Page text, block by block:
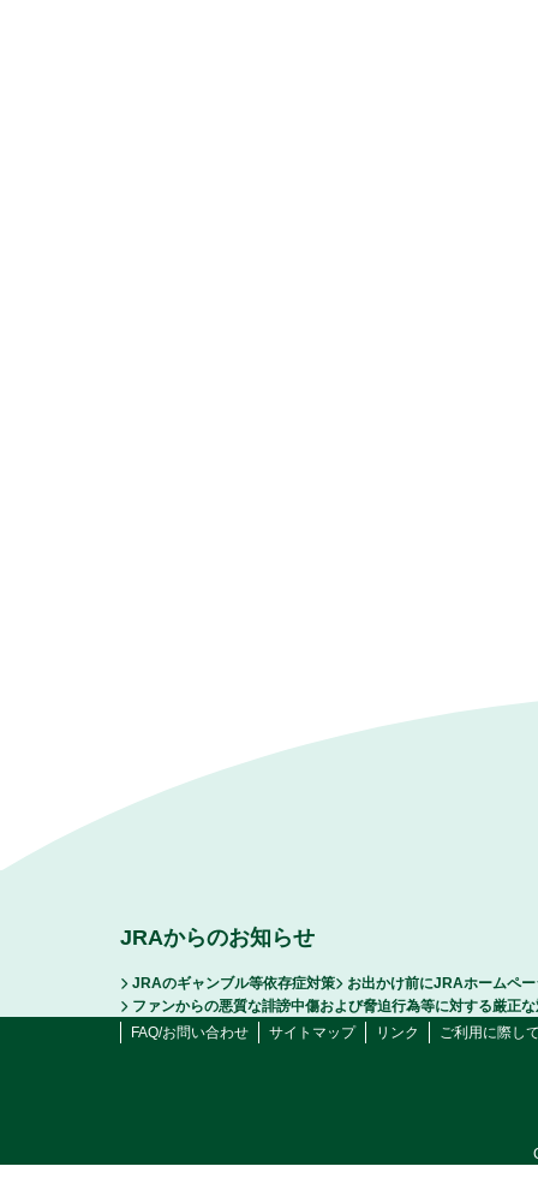
JRAからのお知らせ
JRAのギャンブル等依存症対策
お出かけ前にJRAホームペ
ファンからの悪質な誹謗中傷および脅迫行為等に対する厳正
FAQ/お問い合わせ
サイトマップ リンク ご利用に際し